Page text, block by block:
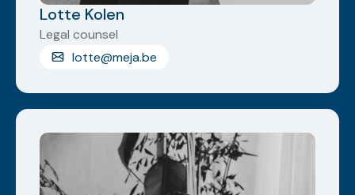
Lotte Kolen
Legal counsel
lotte@meja.be